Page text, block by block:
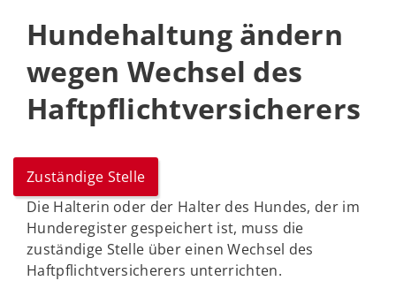
Hundehaltung ändern
wegen Wechsel des
Haftpflichtversicherers
Zuständige Stelle
Die Halterin oder der Halter des Hundes, der im
Hunderegister gespeichert ist, muss die
zuständige Stelle über einen Wechsel des
Haftpflichtversicherers unterrichten.